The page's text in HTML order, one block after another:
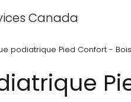
Canada
podiatrique Pied Confort -